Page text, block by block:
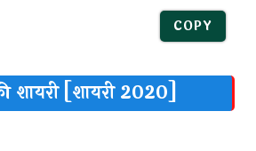
COPY
शायरी [शायरी 2020]